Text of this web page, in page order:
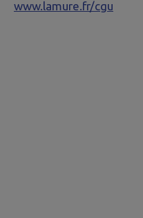
www.lamure.fr/cgu